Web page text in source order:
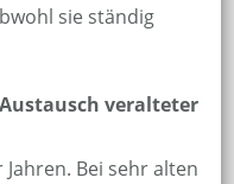
sie ständig
veralteter
Jahren. Bei sehr alten